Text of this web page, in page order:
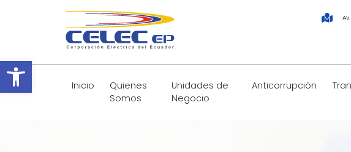
Abrir barra de herramientas
Inicio
Quienes
Somos
Unidades de
Negocio
Anticorrupción